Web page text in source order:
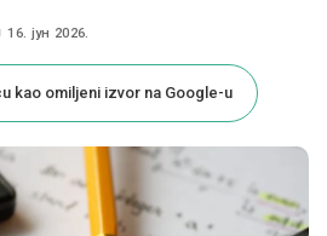
16. јун 2026.
kao omiljeni izvor na Google-u